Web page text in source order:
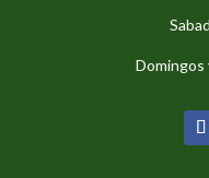
Domingos